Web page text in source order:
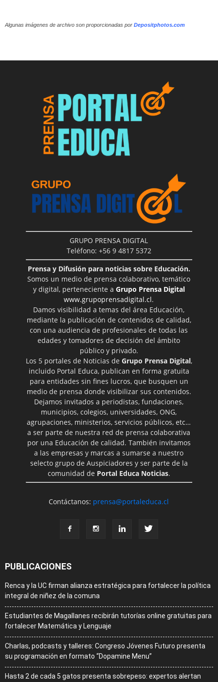
Algunas imágenes de archivo son proporcionadas por Depositphotos.com
GRUPO PRENSA DIGITAL
Teléfono: +56 9 4817 5372
Prensa y Difusión para noticias sobre Educación.
Somos un medio de prensa colaborativo, temático
y digital, perteneciente a Grupo Prensa Digital
www.grupoprensadigital.cl.
Damos visibilidad a temas del área Educación,
mediante la publicación de contenidos de calidad,
con una audiencia de profesionales de todas las
edades y tomadores de decisión del ámbito
público y privado.
Los 5 portales de Noticias de Grupo Prensa Digital,
incluido Portal Educa, publican en forma gratuita
para entidades sin fines lucros, que busquen un
medio de prensa donde visibilizar sus contenidos.
Dejamos invitados a periodistas, fundaciones,
municipios, colegios, universidades, ONG,
agrupaciones, ministerios, servicios públicos, etc…
a ser parte de nuestra red de prensa colaborativa
por una Educación de calidad. También invitamos
a las empresas y marcas a sumarse a nuestro
selecto grupo de Auspiciadores y ser parte de la
comunidad de Portal Educa Noticias.
Contáctanos: prensa@portaleduca.cl
PUBLICACIONES
Renca y la UC firman alianza estratégica para fortalecer la política
integral de niñez de la comuna
Estudiantes de Magallanes recibirán tutorías online gratuitas para
fortalecer Matemática y Lenguaje
Charlas, podcasts y talleres: Congreso Jóvenes Futuro presenta
su programación en formato “Dopamine Menu”
Hasta 2 de cada 5 gatos presenta sobrepeso: expertos alertan